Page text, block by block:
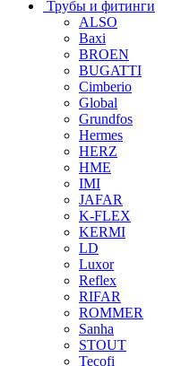
Трубы и фитинги
ALSO
Baxi
BROEN
BUGATTI
Cimberio
Global
Grundfos
Hermes
HERZ
HME
IMI
JAFAR
K-FLEX
KERMI
LD
Luxor
Reflex
RIFAR
ROMMER
Sanha
STOUT
Tecofi